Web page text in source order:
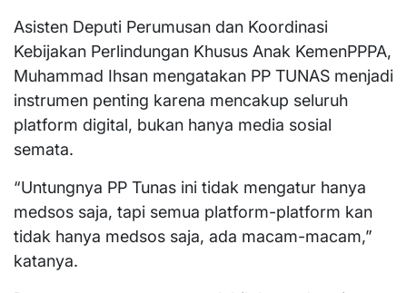
Asisten Deputi Perumusan dan Koordinasi
Kebijakan Perlindungan Khusus Anak KemenPPPA,
Muhammad Ihsan mengatakan PP TUNAS menjadi
instrumen penting karena mencakup seluruh
platform digital, bukan hanya media sosial
semata.
“Untungnya PP Tunas ini tidak mengatur hanya
medsos saja, tapi semua platform-platform kan
tidak hanya medsos saja, ada macam-macam,”
katanya.